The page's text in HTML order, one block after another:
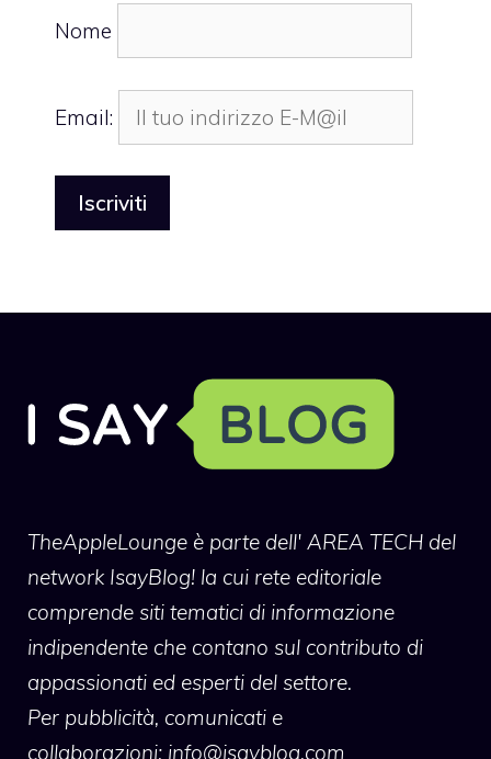
Nome
Email:
TheAppleLounge è parte dell' AREA TECH del
network IsayBlog! la cui rete editoriale
comprende siti tematici di informazione
indipendente che contano sul contributo di
appassionati ed esperti del settore.
Per pubblicità, comunicati e
collaborazioni: info@isayblog.com